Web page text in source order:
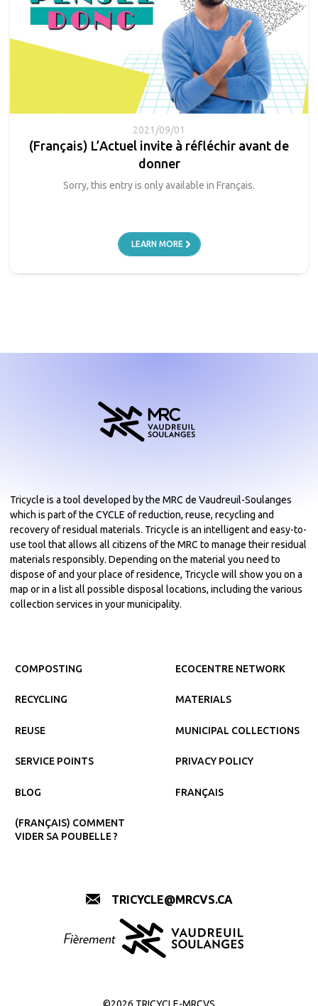
2021/09/01
(Français) L’Actuel invite à réfléchir avant de
donner
Sorry, this entry is only available in Français.
LEARN MORE
Tricycle is a tool developed by the MRC de Vaudreuil-Soulanges
which is part of the CYCLE of reduction, reuse, recycling and
recovery of residual materials. Tricycle is an intelligent and easy-to-
use tool that allows all citizens of the MRC to manage their residual
materials responsibly. Depending on the material you need to
dispose of and your place of residence, Tricycle will show you on a
map or in a list all possible disposal locations, including the various
collection services in your municipality.
COMPOSTING
RECYCLING
REUSE
SERVICE POINTS
BLOG
(FRANÇAIS) COMMENT
VIDER SA POUBELLE ?
ECOCENTRE NETWORK
MATERIALS
MUNICIPAL COLLECTIONS
PRIVACY POLICY
FRANÇAIS
TRICYCLE@MRCVS.CA